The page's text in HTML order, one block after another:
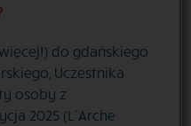
do gdańskiego
Uczestnika
osoby z
2025 (L’Arche